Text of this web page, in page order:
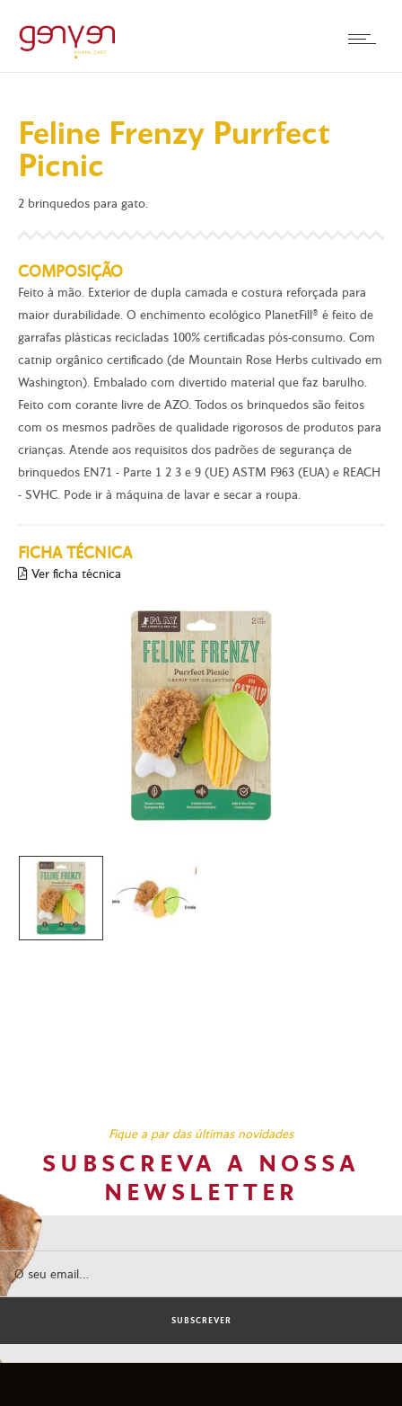
Feline Frenzy Purrfect
Picnic
2 brinquedos para gato.
COMPOSIÇÃO
Feito à mão. Exterior de dupla camada e costura reforçada para
maior durabilidade. O enchimento ecológico PlanetFill® é feito de
garrafas plásticas recicladas 100% certificadas pós-consumo. Com
catnip orgânico certificado (de Mountain Rose Herbs cultivado em
Washington). Embalado com divertido material que faz barulho.
Feito com corante livre de AZO. Todos os brinquedos são feitos
com os mesmos padrões de qualidade rigorosos de produtos para
crianças. Atende aos requisitos dos padrões de segurança de
brinquedos EN71 - Parte 1 2 3 e 9 (UE) ASTM F963 (EUA) e REACH
- SVHC. Pode ir à máquina de lavar e secar a roupa.
FICHA TÉCNICA
Ver ficha técnica
Fique a par das últimas novidades
SUBSCREVA A NOSSA
NEWSLETTER
SUBSCREVER